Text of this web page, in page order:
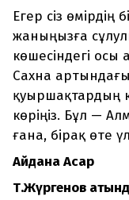
Егер сіз
жаныңызға
көшесіндегі осы
Сахна артындағы
қуыршақтардың
көріңіз. Бұл —
ғана, бірақ өте
Айдана Асқар
Т.Жүргенов